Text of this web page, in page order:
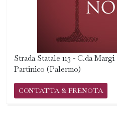
Strada Statale 113 - C.da
Partinico (Palermo)
CONTATTA & PRENOTA